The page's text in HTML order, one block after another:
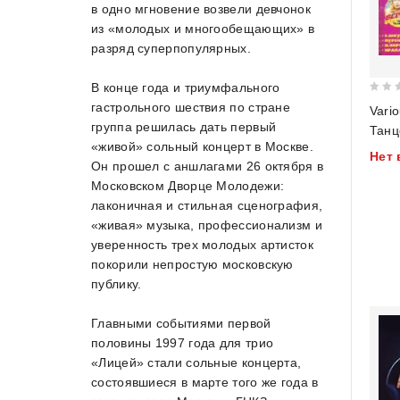
of
5
Нет
в одно мгновение возвели девчонок
из «молодых и многообещающих» в
разряд суперпопулярных.
В конце года и триумфального
гастрольного шествия по стране
группа решилась дать первый
«живой» сольный концерт в Москве.
Он прошел с аншлагами 26 октября в
Московском Дворце Молодежи:
лаконичная и стильная сценография,
«живая» музыка, профессионализм и
уверенность трех молодых артисток
покорили непростую московскую
публику.
Главными событиями первой
половины 1997 года для трио
«Лицей» стали сольные концерта,
состоявшиеся в марте того же года в